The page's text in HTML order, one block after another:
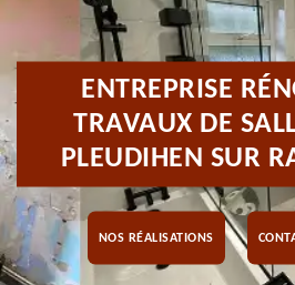
ENTREPRISE
TRAVAUX DE
PLEUDIHEN SUR
NOS RÉALISATIONS